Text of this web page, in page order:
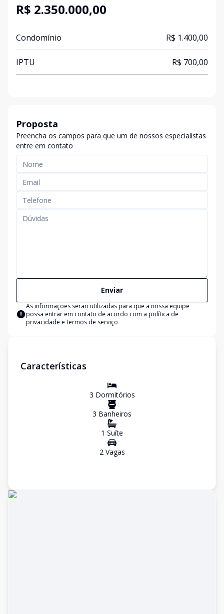
R$ 2.350.000,00
Condomínio R$ 1.400,00
IPTU R$ 700,00
Proposta
Preencha os campos para que um de nossos especialistas
entre em contato
Enviar
As informações serão utilizadas para que a nossa equipe
possa entrar em contato de acordo com a política de
privacidade e termos de serviço
Características
3 Dormitórios
3 Banheiros
1 Suíte
2Vagas